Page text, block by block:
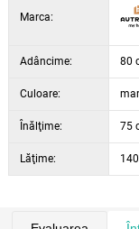
durabilitatea. Această
Marca:
Adâncime: 80
Culoare:
Înălţime: 75
Lăţime: